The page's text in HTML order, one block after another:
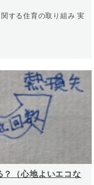
する住育の取り組み 実
？（心地よいエコな